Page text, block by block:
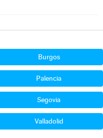
Burgos
Palencia
Segovia
Valladolid